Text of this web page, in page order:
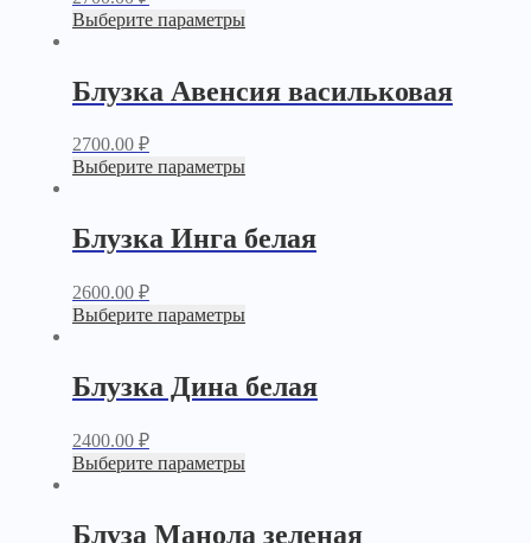
Выберите параметры
Блузка Авенсия васильковая
2700.00 ₽
Выберите параметры
Блузка Инга белая
2600.00 ₽
Выберите параметры
Блузка Дина белая
2400.00 ₽
Выберите параметры
Блуза Манола зеленая